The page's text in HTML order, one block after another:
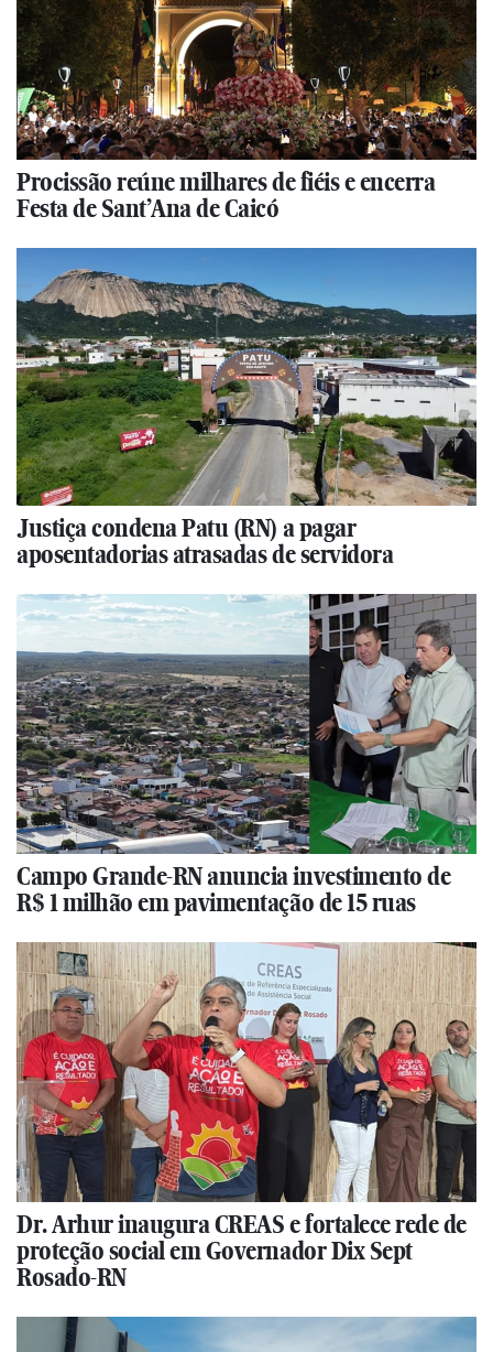
Procissão reúne milhares de fiéis e encerra
Festa de Sant’Ana de Caicó
Justiça condena Patu (RN) a pagar
aposentadorias atrasadas de servidora
Campo Grande-RN anuncia investimento de
R$ 1 milhão em pavimentação de 15 ruas
Dr. Arhur inaugura CREAS e fortalece rede de
proteção social em Governador Dix Sept
Rosado-RN